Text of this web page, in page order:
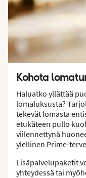
Kohota
Haluatko yllättää
lomaluksusta?
tekevät lomasta
etukäteen pullo
viilennettynä
ylellinen Prime-
Lisäpalvelupaketit
yhteydessä tai